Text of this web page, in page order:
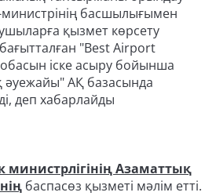
басшылығымен
қызмет көрсету
"Best Airport
іске асыру бойынша
әуежайы" АҚ базасында
деп хабарлайды
министрлігінің Азаматтық
баспасөз қызметі мәлім етті.